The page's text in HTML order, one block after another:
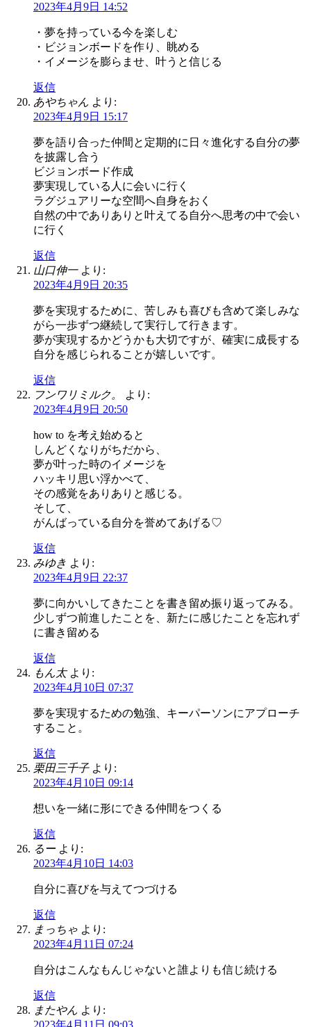
2023年4月9日 14:52
・夢を持っている今を楽しむ
・ビジョンボードを作り、眺める
・イメージを膨らませ、叶うと信じる
返信
あやちゃん より:
2023年4月9日 15:17
夢を語り合った仲間と定期的に日々進化する自分の夢
を披露し合う
ビジョンボード作成
夢実現している人に会いに行く
ラグジュアリーな空間へ自身をおく
自然の中でありありと叶えてる自分へ思考の中で会い
に行く
返信
山口伸一 より:
2023年4月9日 20:35
夢を実現するために、苦しみも喜びも含めて楽しみな
がら一歩ずつ継続して実行して行きます。
夢が実現するかどうかも大切ですが、確実に成長する
自分を感じられることが嬉しいです。
返信
フンワリミルク。
より:
2023年4月9日 20:50
how to を考え始めると
しんどくなりがちだから、
夢が叶った時のイメージを
ハッキリ思い浮かべて、
その感覚をありありと感じる。
そして、
がんばっている自分を誉めてあげる♡
返信
みゆき より:
2023年4月9日 22:37
夢に向かいしてきたことを書き留め振り返ってみる。
少しずつ前進したことを、新たに感じたことを忘れず
に書き留める
返信
もん太 より:
2023年4月10日 07:37
夢を実現するための勉強、キーパーソンにアプローチ
すること。
返信
栗田三千子 より:
2023年4月10日 09:14
想いを一緒に形にできる仲間をつくる
返信
るー より:
2023年4月10日 14:03
自分に喜びを与えてつづける
返信
まっちゃ より:
2023年4月11日 07:24
自分はこんなもんじゃないと誰よりも信じ続ける
返信
またやん より: